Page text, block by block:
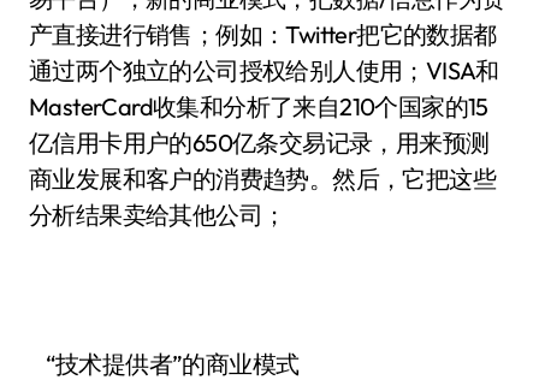
产直接进行销售；例如：Twitter把它的数据都
通过两个独立的公司授权给别人使用；VISA和
MasterCard收集和分析了来自210个国家的15
亿信用卡用户的650亿条交易记录，用来预测
商业发展和客户的消费趋势。然后，它把这些
分析结果卖给其他公司；
“技术提供者”的商业模式